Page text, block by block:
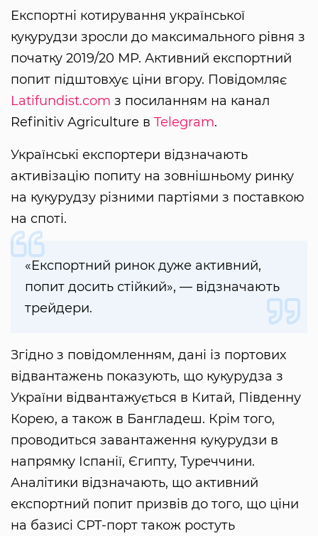
Експортні котирування української
кукурудзи зросли до максимального рівня з
початку 2019/20 МР. Активний експортний
попит підштовхує ціни вгору. Повідомляє
Latifundist.com з посиланням на канал
Refinitiv Agriculture в Telegram.
Українські експортери відзначають
активізацію попиту на зовнішньому ринку
на кукурудзу різними партіями з поставкою
на споті.
«Експортний ринок дуже активний,
попит досить стійкий», — відзначають
трейдери.
Згідно з повідомленням, дані із портових
відвантажень показують, що кукурудза з
України відвантажується в Китай, Південну
Корею, а також в Бангладеш. Крім того,
проводиться завантаження кукурудзи в
напрямку Іспанії, Єгипту, Туреччини.
Аналітики відзначають, що активний
експортний попит призвів до того, що ціни
на базисі СРТ-порт також ростуть